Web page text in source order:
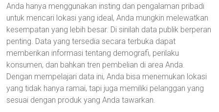
Anda hanya menggunakan insting dan pengalaman pribadi
untuk mencari lokasi yang ideal, Anda mungkin melewatkan
kesempatan yang lebih besar. Di sinilah data publik berperan
penting. Data yang tersedia secara terbuka dapat
memberikan informasi tentang demografi, perilaku
konsumen, dan bahkan tren pembelian di area Anda.
Dengan mempelajari data ini, Anda bisa menemukan lokasi
yang tidak hanya ramai, tapi juga memiliki pelanggan yang
sesuai dengan produk yang Anda tawarkan.